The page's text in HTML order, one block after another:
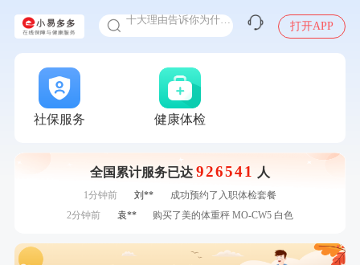
入职体检在线预约
甲状腺癌怎么筛查
打开APP
社保服务 健康体检
全国累计服务已达 926541 人
7分钟前 陈**
成功预约了精英体检套餐
成功预约了中老年套餐
购买了姚朵朵-1000g粗粮生活礼盒
刚刚
购买了姚朵朵-1000g粗粮生活礼盒
1分钟前
林**
成功预约了女性健康套餐二档
1分钟前
刘**
成功预约了入职体检套餐
2分钟前
袁**
购买了美的体重秤 MO-CW5 白色
江**
成功预约了女性VIP体检套餐